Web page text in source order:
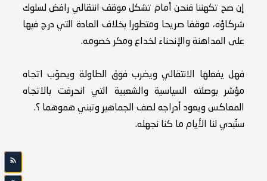
إن صح تكهننا فنحن أمام تشكل موقف انتقالي رافض لسلوك
شركاؤه، موقفا صريحا ومتطورا بخلاف العادة التي درج فيها
على المداهنة والإنحناء لخداع ومكر خصومه.
فهل يفعلها الانتقالي ويضرب فوق الطاولة ويصوّب اتجاه
مؤشر بوصلته السياسية والشعبية التي انحرفت بالاتجاه
المعاكس ويعود أدراجه لصف الجماهير وتبني هموهما ؟.
ستُبدي لنا الأيام ما كنا نجهله.